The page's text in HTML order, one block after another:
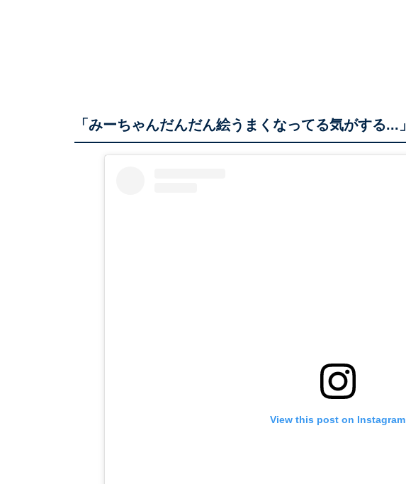
「みーちゃんだんだん絵うまくなってる気がする...」
View this post on Instagram